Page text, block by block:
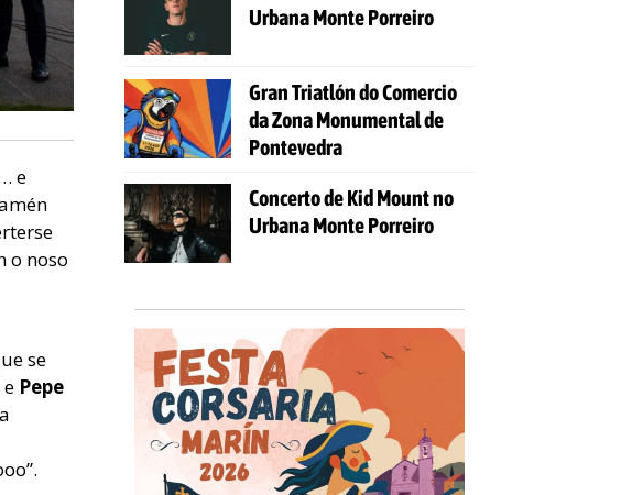
e
o noso
se
Pepe
Urbana Monte Porreiro
Gran Triatlón do Comercio
da Zona Monumental de
Pontevedra
Concerto de Kid Mount no
Urbana Monte Porreiro